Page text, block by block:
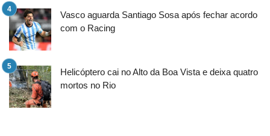
Vasco aguarda Santiago Sosa após fechar acordo
com o Racing
Helicóptero cai no Alto da Boa Vista e deixa quatro
mortos no Rio